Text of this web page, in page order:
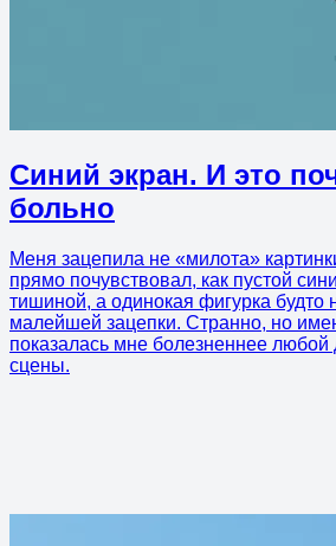
Синий экран. И это
больно
Меня зацепила не «милота»
прямо почувствовал, как пустой
тишиной, а одинокая фигурка будто
малейшей зацепки. Странно, но
показалась мне болезненнее любой
сцены.